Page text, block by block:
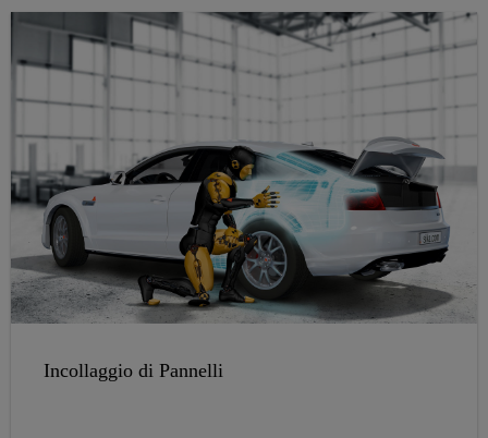
Incollaggio di Pannelli